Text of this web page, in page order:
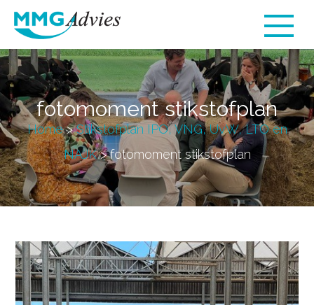
fotomoment stikstofplan
Home>Stikstofplan IPO, VNG, UvW, LTO en
NAJK>fotomoment stikstofplan